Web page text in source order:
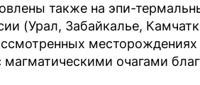
также на эпи-
(Урал, Забайкалье,
очагами